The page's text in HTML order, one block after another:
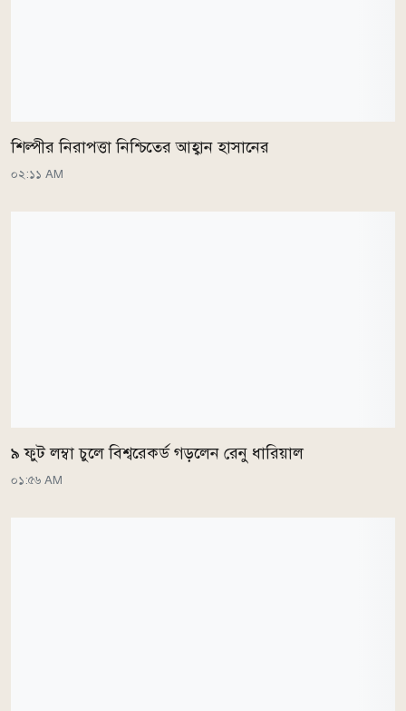
শিল্পীর নিরাপত্তা নিশ্চিতের আহ্বান হাসানের
০২:১১ AM
৯ ফুট লম্বা চুলে বিশ্বরেকর্ড গড়লেন রেনু ধারিয়াল
০১:৫৬ AM